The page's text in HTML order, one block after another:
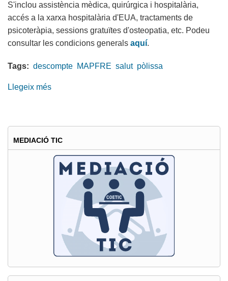
S'inclou assistència mèdica, quirúrgica i hospitalària,
accés a la xarxa hospitalària d'EUA, tractaments de
psicoteràpia, sessions gratuïtes d'osteopatia, etc. Podeu
consultar les condicions generals aquí.
Tags: descompte MAPFRE salut pòlissa
Llegeix més
en
la
pòlissa
de
salut
MAPFRE
MEDIACIÓ TIC